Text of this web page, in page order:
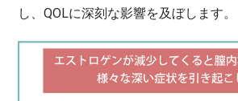
し、QOLに深刻な影響を及ぼします。